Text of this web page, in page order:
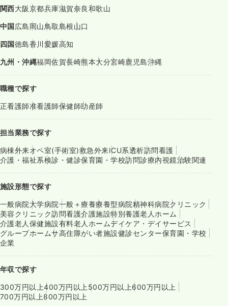
関西大阪京都兵庫滋賀奈良和歌山
中国 広島 岡山鳥取島根山口
四国徳島香川 愛媛高知
九州・沖縄福岡佐賀長崎熊本大分宮崎鹿児島沖縄
職種で探す
正看護師准看護師保健師助産師
担当業務で探す
病棟外来オペ室(手術室)救急外来ICU系透析訪問看護
介護・福祉系検診・健診保育園・学校訪問診療内視鏡治験関連
施設形態で探す
一般病院大学病院一般＋療養療養型病院精神科病院クリニック
美容クリニック訪問看護介護施設特別養護老人ホーム
介護老人保健施設有料老人ホームデイケア・デイサービス
グループホームサ高住障がい者施設健診センター保育園・学校
企業
年収で探す
300万円以上400万円以上500万円以上600万円以上
700万円以上800万円以上